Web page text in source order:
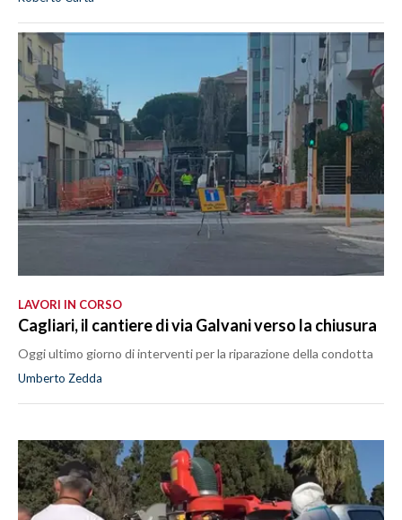
LAVORI IN CORSO
Cagliari, il cantiere di via Galvani verso la chiusura
Oggi ultimo giorno di interventi per la riparazione della condotta
Umberto Zedda